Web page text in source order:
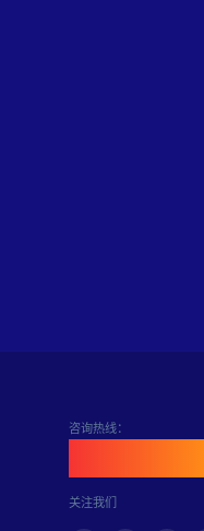
咨询热线：
关注我们